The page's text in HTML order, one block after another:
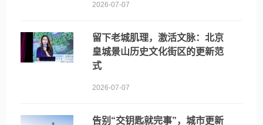
2026-07-07
留下老城肌理，激活文脉：北京
皇城景山历史文化街区的更新范
式
2026-07-07
告别“交钥匙就完事”，城市更新